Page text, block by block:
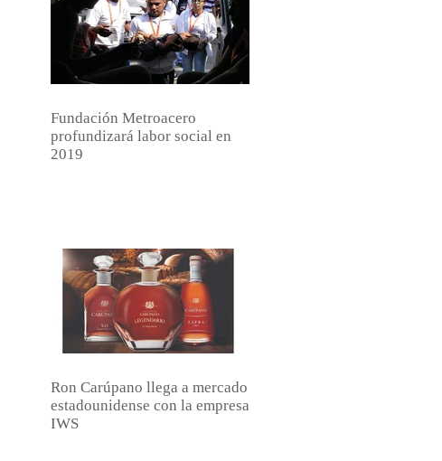
Fundación Metroacero
profundizará labor social en
2019
Ron Carúpano llega a mercado
estadounidense con la empresa
IWS